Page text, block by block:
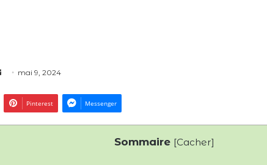
Envoyer
courriel
mai 9, 2024
Pinterest Messenger
Sommaire [Cacher]